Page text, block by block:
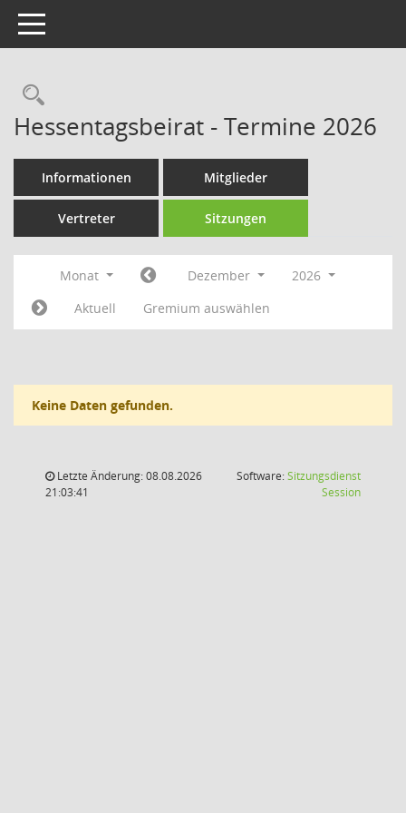
Toggle navigation
Rechercheauswahl
Hessentagsbeirat - Termine 2026
Informationen Mitglieder
Vertreter Sitzungen
Monat Dezember
2026
Aktuell
Gremium auswählen
Keine Daten gefunden.
Letzte Änderung: 08.08.2026
21:03:41
Software:Sitzungsdienst
Session(Wird in